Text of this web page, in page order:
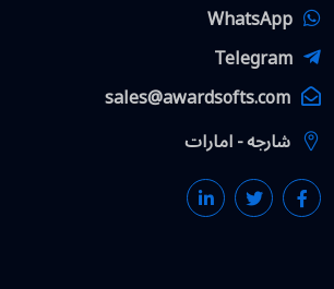
WhatsApp
Telegram
sales@awardsofts.com
شارجه − امارات